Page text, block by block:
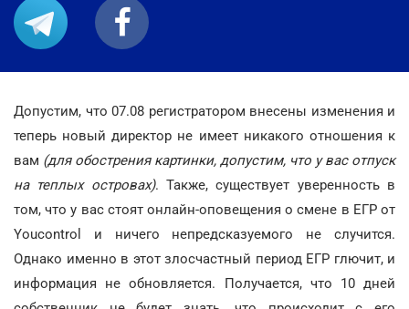
Допустим, что 07.08 регистратором внесены изменения и
теперь новый директор не имеет никакого отношения к
вам (для обострения картинки, допустим, что у вас отпуск
на теплых островах). Также, существует уверенность в
том, что у вас стоят онлайн-оповещения о смене в ЕГР от
Youcontrol и ничего непредсказуемого не случится.
Однако именно в этот злосчастный период ЕГР глючит, и
информация не обновляется. Получается, что 10 дней